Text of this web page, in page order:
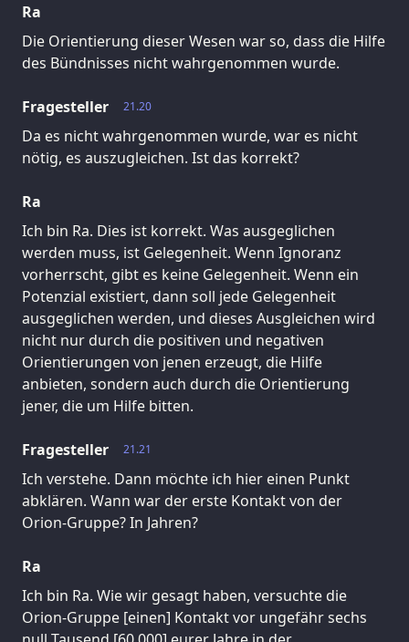
Ra
Die Orientierung dieser Wesen war so, dass die Hilfe
des Bündnisses nicht wahrgenommen wurde.
21.20
Fragesteller
Da es nicht wahrgenommen wurde, war es nicht
nötig, es auszugleichen. Ist das korrekt?
Ra
Ich bin Ra. Dies ist korrekt. Was ausgeglichen
werden muss, ist Gelegenheit. Wenn Ignoranz
vorherrscht, gibt es keine Gelegenheit. Wenn ein
Potenzial existiert, dann soll jede Gelegenheit
ausgeglichen werden, und dieses Ausgleichen wird
nicht nur durch die positiven und negativen
Orientierungen von jenen erzeugt, die Hilfe
anbieten, sondern auch durch die Orientierung
jener, die um Hilfe bitten.
21.21
Fragesteller
Ich verstehe. Dann möchte ich hier einen Punkt
abklären. Wann war der erste Kontakt von der
Orion-Gruppe? In Jahren?
Ra
Ich bin Ra. Wie wir gesagt haben, versuchte die
Orion-Gruppe [einen] Kontakt vor ungefähr sechs